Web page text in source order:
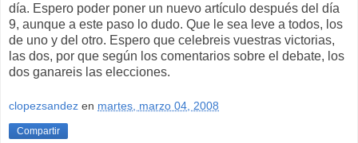
día. Espero poder poner un nuevo artículo después del día
9, aunque a este paso lo dudo. Que le sea leve a todos, los
de uno y del otro. Espero que celebreis vuestras victorias,
las dos, por que según los comentarios sobre el debate, los
dos ganareis las elecciones.
clopezsandez en martes, marzo 04, 2008
Compartir